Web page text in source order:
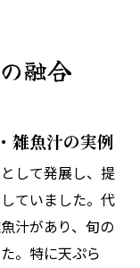
融合
雑魚汁の実例
して発展し、提
ていました。代
汁があり、旬の
。特に天ぷら